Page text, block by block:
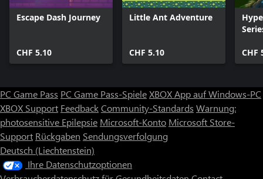
Escape Dash Journey
CHF 5.10
Little Ant Adventure
CHF 5.10 CHF
PC Game Pass PC Game Pass-SpieleXBOX App auf Windows-PC
XBOX Support FeedbackCommunity-Standards Warnung:
photosensitive Epilepsie Microsoft-Konto Microsoft Store-
Support Rückgaben Sendungsverfolgung
Deutsch (Liechtenstein)
Ihre Datenschutzoptionen